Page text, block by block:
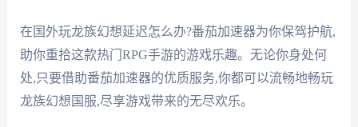
在国外玩龙族幻想延迟怎么办?番茄加速器为你保驾护航,
助你重拾这款热门RPG手游的游戏乐趣。无论你身处何
处,只要借助番茄加速器的优质服务,你都可以流畅地畅玩
龙族幻想国服,尽享游戏带来的无尽欢乐。